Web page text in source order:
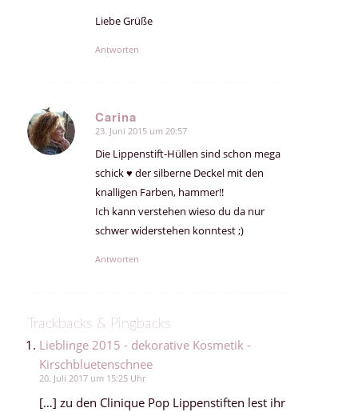
Liebe Grüße
Antworten
Carina
sagte:
23. Juni 2015 um 20:57
Die Lippenstift-Hüllen sind schon mega
schick ♥ der silberne Deckel mit den
knalligen Farben, hammer!!
Ich kann verstehen wieso du da nur
schwer widerstehen konntest ;)
Antworten
Trackbacks & Pingbacks
Lieblinge 2015 - dekorative Kosmetik -
Kirschbluetenschnee
20. Juli 2017 um 15:25 Uhr
[…] zu den Clinique Pop Lippenstiften lest ihr